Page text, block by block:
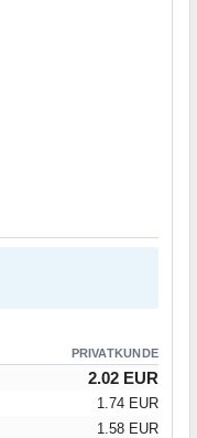
PRIVATKUNDE
2.02 EUR
1.74 EUR
1.58 EUR